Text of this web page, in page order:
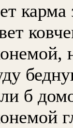
карма
б